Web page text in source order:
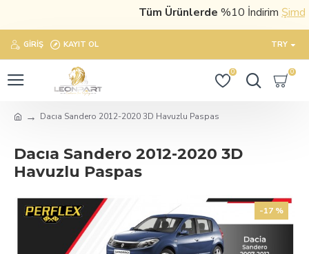
Tüm Ürünlerde%10 İndirimŞimdi
GIRIŞ KAYIT OL TRY
0 0
Dacıa Sandero 2012-2020 3D Havuzlu Paspas
Dacıa Sandero 2012-2020 3D
Havuzlu Paspas
-17 %